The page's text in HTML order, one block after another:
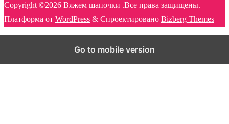
Copyright ©2026 Вяжем шапочки .Все права защищены.
Платформа от WordPress & Спроектировано Bizberg Themes
Go to mobile version